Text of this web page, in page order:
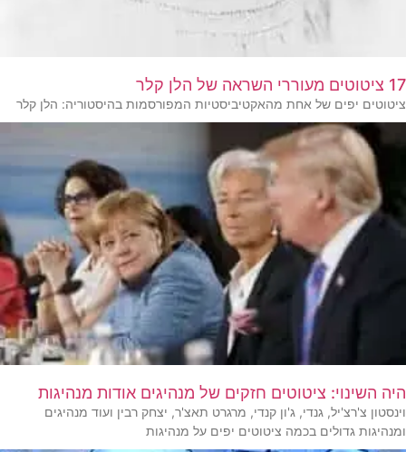
17 ציטוטים מעוררי השראה של הלן קלר
ציטוטים יפים של אחת מהאקטיביסטיות המפורסמות בהיסטוריה: הלן קלר
היה השינוי: ציטוטים חזקים של מנהיגים אודות מנהיגות
וינסטון צ'רצ'יל, גנדי, ג'ון קנדי, מרגרט תאצ'ר, יצחק רבין ועוד מנהיגים
ומנהיגות גדולים בכמה ציטוטים יפים על מנהיגות